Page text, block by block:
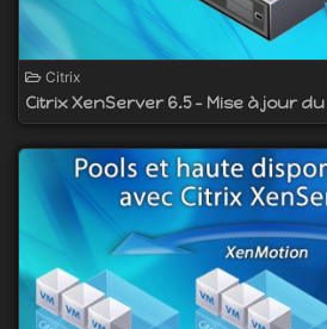
Citrix
Citrix XenServer 6.5 - Mise à jour